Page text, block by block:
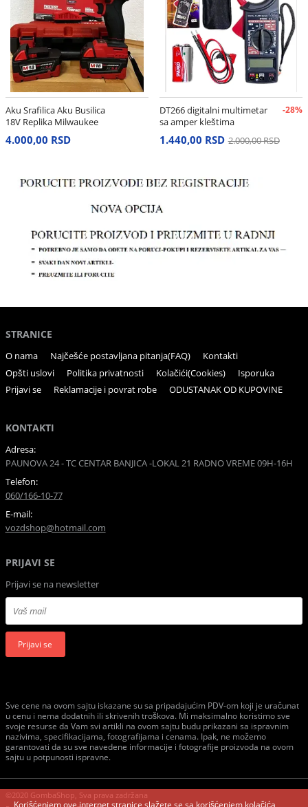
Aku Srafilica Aku Busilica
18V Replika Milwaukee
4.000,00 RSD
DT266 digitalni multimetar
sa amper kleštima
-28%
1.440,00 RSD 2.000,00 RSD
STRANICE
O nama Najčešće postavljana pitanja(FAQ)
Kontakti
Opšti uslovi
Politika privatnosti Kolačići(Cookies)
Isporuka
Prijavi se
Reklamacije i povrat robe ODUSTANAK OD KUPOVINE
KONTAKTI
Adresa:
PAUNOVA 24 - TC CENTAR BANJICA -LOKAL 21 RADNO VREME 09H-16H
Telefon:
060/166-10-77
E-mail:
vozdshop@hotmail.com
PRIJAVI SE
Prijavi se na newsletter
Prijavi se
Sve cene na ovom sajtu iskazane su sa pripadajućim PDV-om koji je uračunat
u cenu i nema dodatnih ili skrivenih troškova. Mi maksimalno koristimo sve
svoje resurse da Vam svi artikli na ovom sajtu budu prikazani sa ispravnim
nazivima, specifikacijama, fotografijama i cenama. Ipak, ne možemo
garantovati da su sve navedene informacije i fotografije proizvoda na ovom
sajtu u potpunosti ispravne.
©2020 GombaShop, Sva prava zadržana
Korišćenjem ove internet stranice slažete se sa korišćenjem kolačića